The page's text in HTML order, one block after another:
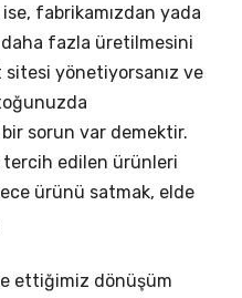
fabrikamızdan yada
daha fazla üretilmesini
yönetiyorsanız ve
sorun var demektir.
tercih edilen ürünleri
ürünü satmak, elde
ettiğimiz dönüşüm